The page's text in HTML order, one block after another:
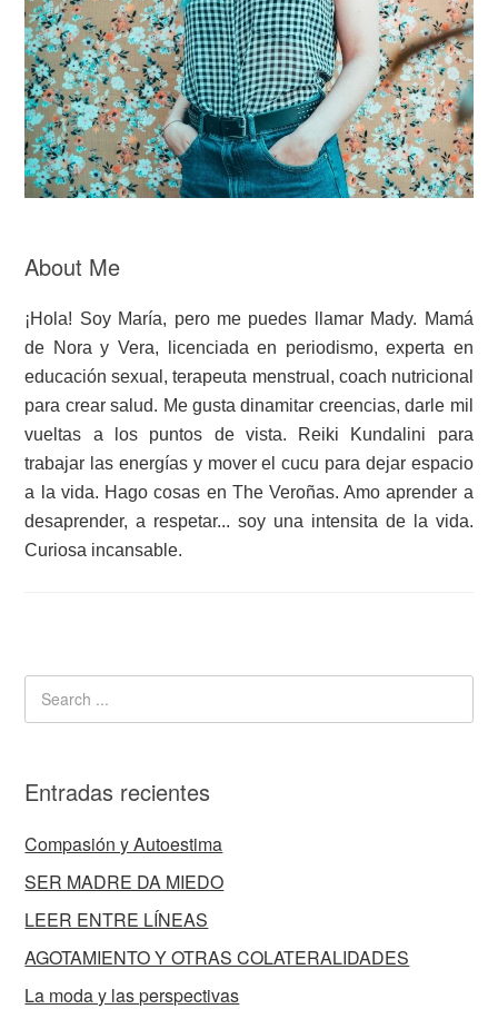
About Me
¡Hola! Soy María, pero me puedes llamar Mady. Mamá
de Nora y Vera, licenciada en periodismo, experta en
educación sexual, terapeuta menstrual, coach nutricional
para crear salud. Me gusta dinamitar creencias, darle mil
vueltas a los puntos de vista. Reiki Kundalini para
trabajar las energías y mover el cucu para dejar espacio
a la vida. Hago cosas en The Veroñas. Amo aprender a
desaprender, a respetar... soy una intensita de la vida.
Curiosa incansable.
Entradas recientes
Compasión y Autoestima
SER MADRE DA MIEDO
LEER ENTRE LÍNEAS
AGOTAMIENTO Y OTRAS COLATERALIDADES
La moda y las perspectivas